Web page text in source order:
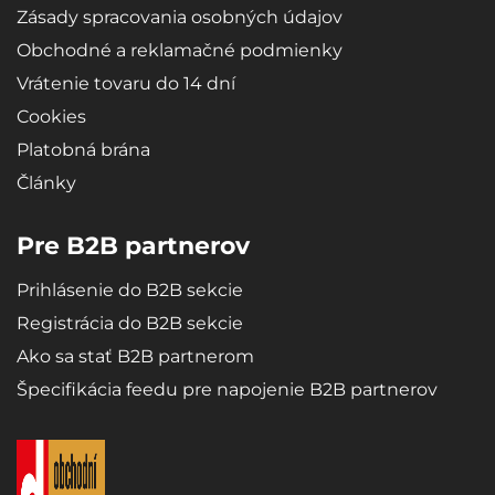
pôvodného tvaru.
Zásady spracovania osobných údajov
Obchodné a reklamačné podmienky
Vrátenie tovaru do 14 dní
Cookies
Platobná brána
Články
Pre B2B partnerov
Prihlásenie do B2B sekcie
Registrácia do B2B sekcie
Ako sa stať B2B partnerom
Špecifikácia feedu pre napojenie B2B partnerov